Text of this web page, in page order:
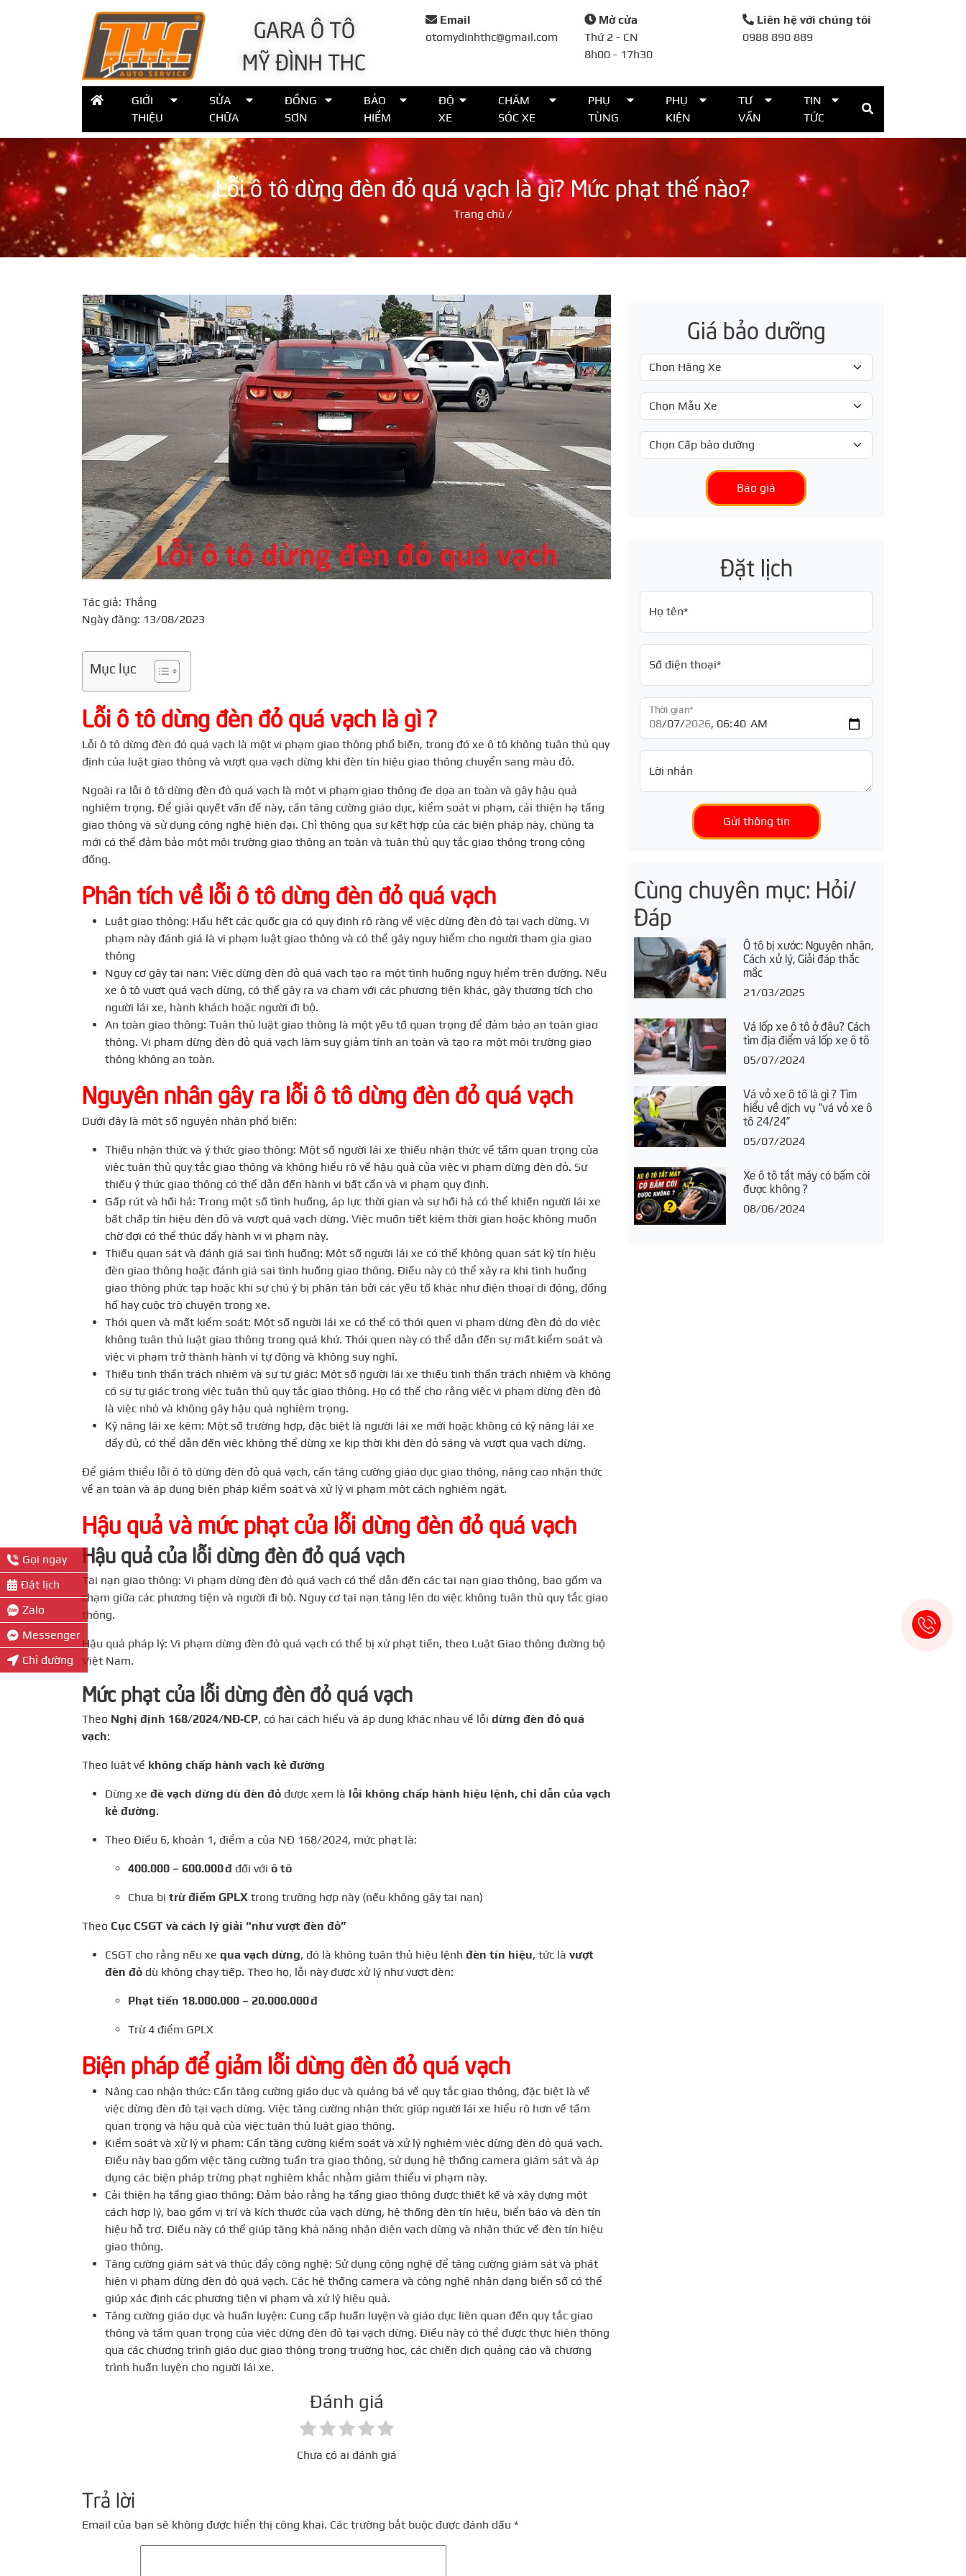
GARA Ô TÔ
MỸ ĐÌNH THC
Email
otomydinhthc@gmail.com
Mở cửa
Thứ 2 - CN
8h00 - 17h30
Liên hệ với chúng tôi
0988 890 889
GIỚI
THIỆU
SỬA
CHỮA
ĐỒNG
SƠN
BẢO
HIỂM
ĐỘ
XE
CHĂM
SÓC XE
PHỤ
TÙNG
PHỤ
KIỆN
TƯ
VẤN
TIN
TỨC
Đặt lịch
Họ tên*
Thời gian*
Lời nhắn
Gửi thông tin
Lỗi ô tô dừng đèn đỏ quá vạch là gì? Mức phạt thế nào?
Trang chủ /
Tác giả: Thắng
Ngày đăng: 13/08/2023
Mục lục
Lỗi ô tô dừng đèn đỏ quá vạch là gì ?
Lỗi ô tô dừng đèn đỏ quá vạch là một vi phạm giao thông phổ biến, trong đó xe ô tô không tuân thủ quy
định của luật giao thông và vượt qua vạch dừng khi đèn tín hiệu giao thông chuyển sang màu đỏ.
Ngoài ra lỗi ô tô dừng đèn đỏ quá vạch là một vi phạm giao thông đe dọa an toàn và gây hậu quả
nghiêm trọng. Để giải quyết vấn đề này, cần tăng cường giáo dục, kiểm soát vi phạm, cải thiện hạ tầng
giao thông và sử dụng công nghệ hiện đại. Chỉ thông qua sự kết hợp của các biện pháp này, chúng ta
mới có thể đảm bảo một môi trường giao thông an toàn và tuân thủ quy tắc giao thông trong cộng
đồng.
Phân tích về lỗi ô tô dừng đèn đỏ quá vạch
Luật giao thông: Hầu hết các quốc gia có quy định rõ ràng về việc dừng đèn đỏ tại vạch dừng. Vi
phạm này đánh giá là vi phạm luật giao thông và có thể gây nguy hiểm cho người tham gia giao
thông
Nguy cơ gây tai nạn: Việc dừng đèn đỏ quá vạch tạo ra một tình huống nguy hiểm trên đường. Nếu
xe ô tô vượt quá vạch dừng, có thể gây ra va chạm với các phương tiện khác, gây thương tích cho
người lái xe, hành khách hoặc người đi bộ.
An toàn giao thông: Tuân thủ luật giao thông là một yếu tố quan trọng để đảm bảo an toàn giao
thông. Vi phạm dừng đèn đỏ quá vạch làm suy giảm tính an toàn và tạo ra một môi trường giao
thông không an toàn.
Nguyên nhân gây ra lỗi ô tô dừng đèn đỏ quá vạch
Dưới đây là một số nguyên nhân phổ biến:
Thiếu nhận thức và ý thức giao thông: Một số người lái xe thiếu nhận thức về tầm quan trọng của
việc tuân thủ quy tắc giao thông và không hiểu rõ về hậu quả của việc vi phạm dừng đèn đỏ. Sự
thiếu ý thức giao thông có thể dẫn đến hành vi bất cẩn và vi phạm quy định.
Gấp rút và hối hả: Trong một số tình huống, áp lực thời gian và sự hối hả có thể khiến người lái xe
bất chấp tín hiệu đèn đỏ và vượt quá vạch dừng. Việc muốn tiết kiệm thời gian hoặc không muốn
chờ đợi có thể thúc đẩy hành vi vi phạm này.
Thiếu quan sát và đánh giá sai tình huống: Một số người lái xe có thể không quan sát kỹ tín hiệu
đèn giao thông hoặc đánh giá sai tình huống giao thông. Điều này có thể xảy ra khi tình huống
giao thông phức tạp hoặc khi sự chú ý bị phân tán bởi các yếu tố khác như điện thoại di động, đồng
hồ hay cuộc trò chuyện trong xe.
Thói quen và mất kiểm soát: Một số người lái xe có thể có thói quen vi phạm dừng đèn đỏ do việc
không tuân thủ luật giao thông trong quá khứ. Thói quen này có thể dẫn đến sự mất kiểm soát và
việc vi phạm trở thành hành vi tự động và không suy nghĩ.
Thiếu tinh thần trách nhiệm và sự tự giác: Một số người lái xe thiếu tinh thần trách nhiệm và không
có sự tự giác trong việc tuân thủ quy tắc giao thông. Họ có thể cho rằng việc vi phạm dừng đèn đỏ
là việc nhỏ và không gây hậu quả nghiêm trọng.
Kỹ năng lái xe kém: Một số trường hợp, đặc biệt là người lái xe mới hoặc không có kỹ năng lái xe
đầy đủ, có thể dẫn đến việc không thể dừng xe kịp thời khi đèn đỏ sáng và vượt qua vạch dừng.
Để giảm thiểu lỗi ô tô dừng đèn đỏ quá vạch, cần tăng cường giáo dục giao thông, nâng cao nhận thức
về an toàn và áp dụng biện pháp kiểm soát và xử lý vi phạm một cách nghiêm ngặt.
Hậu quả và mức phạt của lỗi dừng đèn đỏ quá vạch
Hậu quả của lỗi dừng đèn đỏ quá vạch
Tai nạn giao thông: Vi phạm dừng đèn đỏ quá vạch có thể dẫn đến các tai nạn giao thông, bao gồm va
chạm giữa các phương tiện và người đi bộ. Nguy cơ tai nạn tăng lên do việc không tuân thủ quy tắc giao
thông.
Hậu quả pháp lý: Vi phạm dừng đèn đỏ quá vạch có thể bị xử phạt tiền, theo Luật Giao thông đường bộ
Việt Nam.
Mức phạt của lỗi dừng đèn đỏ quá vạch
Theo Nghị định 168/2024/NĐ‑CP, có hai cách hiểu và áp dụng khác nhau về lỗi dừng đèn đỏ quá
vạch:
Theo luật về không chấp hành vạch kẻ đường
Dừng xe đè vạch dừng dù đèn đỏ được xem là lỗi không chấp hành hiệu lệnh, chỉ dẫn của vạch
kẻ đường.
Theo Điều 6, khoản 1, điểm a của NĐ 168/2024, mức phạt là:
400.000 – 600.000 đ đối với ô tô
Chưa bị trừ điểm GPLX trong trường hợp này (nếu không gây tai nạn)
Theo Cục CSGT và cách lý giải “như vượt đèn đỏ”
CSGT cho rằng nếu xe qua vạch dừng, đó là không tuân thủ hiệu lệnh đèn tín hiệu, tức là vượt
đèn đỏ dù không chạy tiếp. Theo họ, lỗi này được xử lý như vượt đèn:
Phạt tiền 18.000.000 – 20.000.000 đ
Trừ 4 điểm GPLX
Biện pháp để giảm lỗi dừng đèn đỏ quá vạch
Nâng cao nhận thức: Cần tăng cường giáo dục và quảng bá về quy tắc giao thông, đặc biệt là về
việc dừng đèn đỏ tại vạch dừng. Việc tăng cường nhận thức giúp người lái xe hiểu rõ hơn về tầm
quan trọng và hậu quả của việc tuân thủ luật giao thông.
Kiểm soát và xử lý vi phạm: Cần tăng cường kiểm soát và xử lý nghiêm việc dừng đèn đỏ quá vạch.
Điều này bao gồm việc tăng cường tuần tra giao thông, sử dụng hệ thống camera giám sát và áp
dụng các biện pháp trừng phạt nghiêm khắc nhằm giảm thiểu vi phạm này.
Cải thiện hạ tầng giao thông: Đảm bảo rằng hạ tầng giao thông được thiết kế và xây dựng một
cách hợp lý, bao gồm vị trí và kích thước của vạch dừng, hệ thống đèn tín hiệu, biển báo và đèn tín
hiệu hỗ trợ. Điều này có thể giúp tăng khả năng nhận diện vạch dừng và nhận thức về đèn tín hiệu
giao thông.
Tăng cường giám sát và thúc đẩy công nghệ: Sử dụng công nghệ để tăng cường giám sát và phát
hiện vi phạm dừng đèn đỏ quá vạch. Các hệ thống camera và công nghệ nhận dạng biển số có thể
giúp xác định các phương tiện vi phạm và xử lý hiệu quả.
Tăng cường giáo dục và huấn luyện: Cung cấp huấn luyện và giáo dục liên quan đến quy tắc giao
thông và tầm quan trọng của việc dừng đèn đỏ tại vạch dừng. Điều này có thể được thực hiện thông
qua các chương trình giáo dục giao thông trong trường học, các chiến dịch quảng cáo và chương
trình huấn luyện cho người lái xe.
Đánh giá
Chưa có ai đánh giá
Trả lời
Email của bạn sẽ không được hiển thị công khai. Các trường bắt buộc được đánh dấu *
Giá bảo dưỡng
Báo giá
Đặt lịch
Họ tên*
Số điện thoại*
Thời gian*
Lời nhắn
Gửi thông tin
Cùng chuyên mục: Hỏi/
Đáp
Ô tô bị xước: Nguyên nhân,
Cách xử lý, Giải đáp thắc
mắc
21/03/2025
Vá lốp xe ô tô ở đâu? Cách
tìm địa điểm vá lốp xe ô tô
05/07/2024
Vá vỏ xe ô tô là gì ? Tìm
hiểu về dịch vụ “vá vỏ xe ô
tô 24/24”
05/07/2024
Xe ô tô tắt máy có bấm còi
được không ?
08/06/2024
Gọi ngay
Đặt lịch
Zalo
Messenger
Chỉ đường